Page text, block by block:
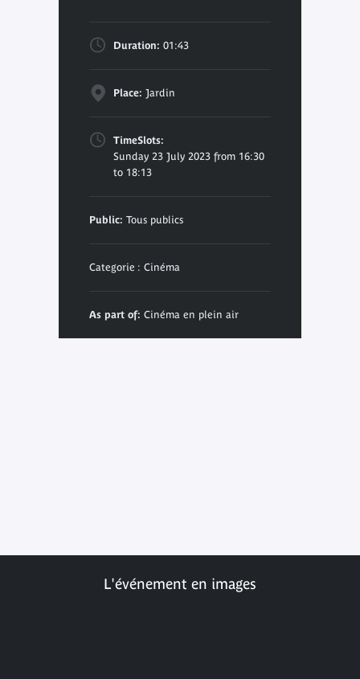
Duration: 01:43
Place: Jardin
TimeSlots:
Sunday 23 July 2023 from 16:30
to 18:13
Public: Tous publics
Categorie : Cinéma
As part of: Cinéma en plein air
L'événement en images